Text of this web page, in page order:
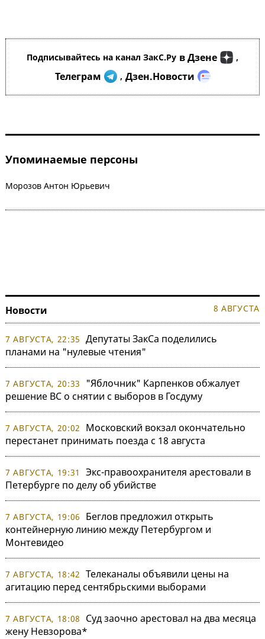
Подписывайтесь на канал ЗакС.Ру в Дзене ,
Телеграм , Дзен.Новости
Упоминаемые персоны
Морозов Антон Юрьевич
Новости 8 АВГУСТА
7 АВГУСТА, 22:35 Депутаты ЗакСа поделились
планами на "нулевые чтения"
7 АВГУСТА, 20:33
"Яблочник" Карпенков обжалует
решение ВС о снятии с выборов в Госдуму
7 АВГУСТА, 20:02
Московский вокзал окончательно
перестанет принимать поезда с 18 августа
7 АВГУСТА, 19:31
Экс-правоохранителя арестовали в
Петербурге по делу об убийстве
7 АВГУСТА, 19:06
Беглов предложил открыть
контейнерную линию между Петербургом и
Монтевидео
7 АВГУСТА, 18:42 Телеканалы объявили цены на
агитацию перед сентябрьскими выборами
7 АВГУСТА, 18:08
Суд заочно арестовал на два месяца
жену Невзорова*